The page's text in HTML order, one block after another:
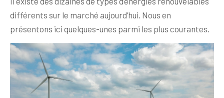
différents sur le marché aujourd’hui. Nous en
présentons ici quelques-unes parmi les plus courantes.